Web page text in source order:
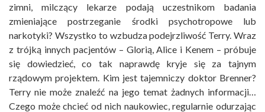
zimni, milczący lekarze podają uczestnikom badania
zmieniające postrzeganie środki psychotropowe lub
narkotyki? Wszystko to wzbudza podejrzliwość Terry. Wraz
z trójką innych pacjentów – Glorią, Alice i Kenem – próbuje
się dowiedzieć, co tak naprawdę kryje się za tajnym
rządowym projektem. Kim jest tajemniczy doktor Brenner?
Terry nie może znaleźć na jego temat żadnych informacji…
Czego może chcieć od nich naukowiec, regularnie odurzając